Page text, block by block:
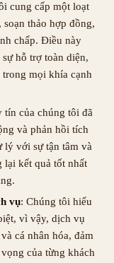
cung cấp một loạt
thảo hợp đồng,
chấp. Điều này
hỗ trợ toàn diện,
mọi khía cạnh
tín của chúng tôi đã
và phản hồi tích
lý với sự tận tâm và
lại kết quả tốt nhất
vụ: Chúng tôi hiểu
vì vậy, dịch vụ
cá nhân hóa, đảm
của từng khách